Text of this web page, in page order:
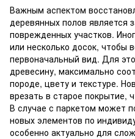
Важным аспектом
деревянных полов является
поврежденных участков.
или несколько досок, чтобы
первоначальный вид. Для
древесину, максимально
породе, цвету и текстуре.
врезать в старое покрытие,
В случае с паркетом может
новых элементов по
особенно актуально для